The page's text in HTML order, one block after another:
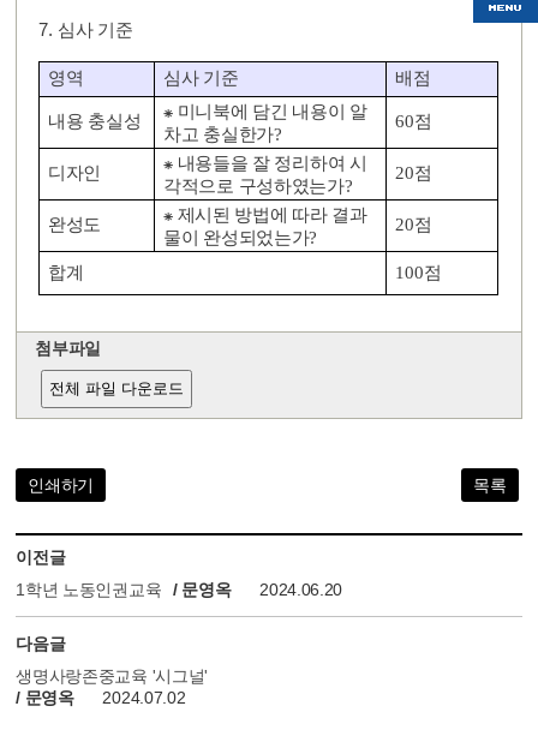
7. 심사 기준
영역 심사 기준 배점
내용 충실성 ⁕ 미니북에 담긴 내용이 알
차고 충실한가?
60점
디자인 ⁕ 내용들을 잘 정리하여 시
각적으로 구성하였는가?
20점
완성도 ⁕ 제시된 방법에 따라 결과
물이 완성되었는가?
20점
합계 100점
첨부파일
전체 파일 다운로드
인쇄하기 목록
이전글
1학년 노동인권교육
/ 문영옥 2024.06.20
다음글
생명사랑존중교육 '시그널'
/ 문영옥
2024.07.02